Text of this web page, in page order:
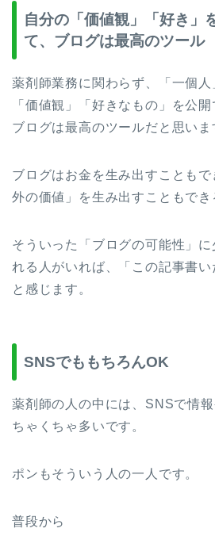
自分の「価値観」「好き」
て、ブログは最高のツール
薬剤師業務に関わらず、「一個
「価値観」「好きなもの」を公開
ブログは最高のツールだと思いま
ブログはお金を生み出すことも
外の価値」を生み出すこともでき
そういった「ブログの可能性」に
れる人がいれば、「この記事書い
と感じます。
SNSでももちろんOK
薬剤師の人の中には、SNSで情
ちゃくちゃ多いです。
ポンもそういう人の一人です。
普段から